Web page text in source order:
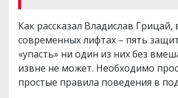
Как рассказал Владислав Грицай,
современных лифтах – пять
«упасть» ни один из них без
извне не может. Необходимо
простые правила поведения в